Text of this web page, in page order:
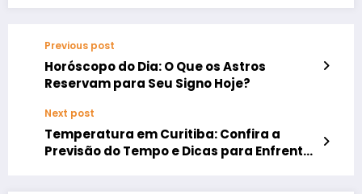
Previous post
Horóscopo do Dia: O Que os Astros
Reservam para Seu Signo Hoje?
Next post
Temperatura em Curitiba: Confira a
Previsão do Tempo e Dicas para Enfrentar